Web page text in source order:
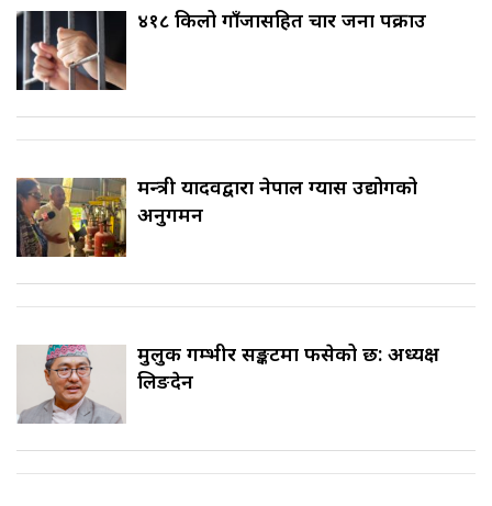
४१८ किलो गाँजासहित चार जना पक्राउ
मन्त्री यादवद्वारा नेपाल ग्यास उद्योगको
अनुगमन
मुलुक गम्भीर सङ्कटमा फसेको छ: अध्यक्ष
लिङदेन